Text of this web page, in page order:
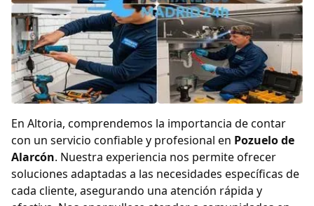
En Altoria, comprendemos la importancia de contar
con un servicio confiable y profesional en Pozuelo de
Alarcón. Nuestra experiencia nos permite ofrecer
soluciones adaptadas a las necesidades específicas de
cada cliente, asegurando una atención rápida y